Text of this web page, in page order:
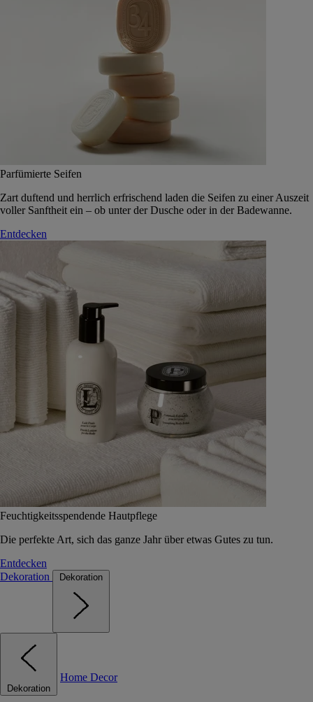
Parfümierte Seifen
Zart duftend und herrlich erfrischend laden die Seifen zu einer Auszeit
voller Sanftheit ein – ob unter der Dusche oder in der Badewanne.
Entdecken
Feuchtigkeitsspendende Hautpflege
Die perfekte Art, sich das ganze Jahr über etwas Gutes zu tun.
Entdecken
Dekoration
Dekoration
Dekoration
Home Decor